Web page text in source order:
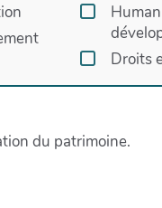
Droits
du patrimoine.